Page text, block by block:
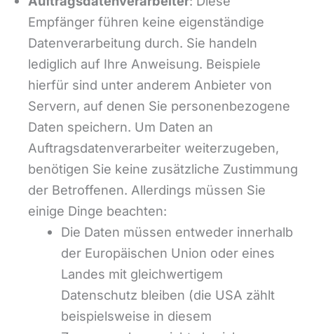
Empfänger führen keine eigenständige
Datenverarbeitung durch. Sie handeln
lediglich auf Ihre Anweisung. Beispiele
hierfür sind unter anderem Anbieter von
Servern, auf denen Sie personenbezogene
Daten speichern. Um Daten an
Auftragsdatenverarbeiter weiterzugeben,
benötigen Sie keine zusätzliche Zustimmung
der Betroffenen. Allerdings müssen Sie
einige Dinge beachten:
Die Daten müssen entweder innerhalb
der Europäischen Union oder eines
Landes mit gleichwertigem
Datenschutz bleiben (die USA zählt
beispielsweise in diesem